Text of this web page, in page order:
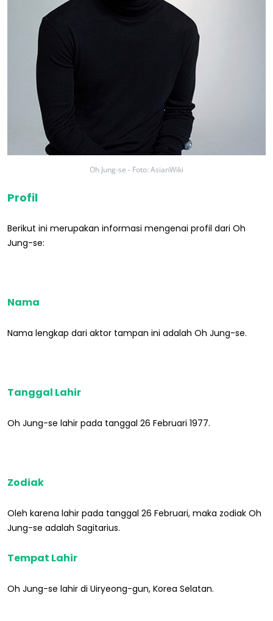
Oh Jung-se - Foto: AsianWiki
Profil
Berikut ini merupakan informasi mengenai profil dari Oh
Jung-se:
Nama
Nama lengkap dari aktor tampan ini adalah Oh Jung-se.
Tanggal Lahir
Oh Jung-se lahir pada tanggal 26 Februari 1977.
Zodiak
Oleh karena lahir pada tanggal 26 Februari, maka zodiak Oh
Jung-se adalah Sagitarius.
Tempat Lahir
Oh Jung-se lahir di Uiryeong-gun, Korea Selatan.